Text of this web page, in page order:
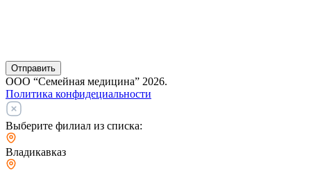
Отправить
ООО “Семейная медицина” 2026.
Политика конфидециальности
Выберите филиал из списка:
Владикавказ